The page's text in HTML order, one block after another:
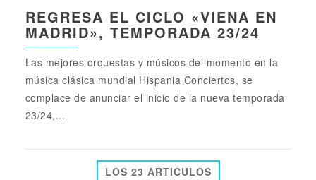
REGRESA EL CICLO «VIENA EN
MADRID», TEMPORADA 23/24
Las mejores orquestas y músicos del momento en la
música clásica mundial Hispania Conciertos, se
complace de anunciar el inicio de la nueva temporada
23/24,...
LOS 23 ARTICULOS